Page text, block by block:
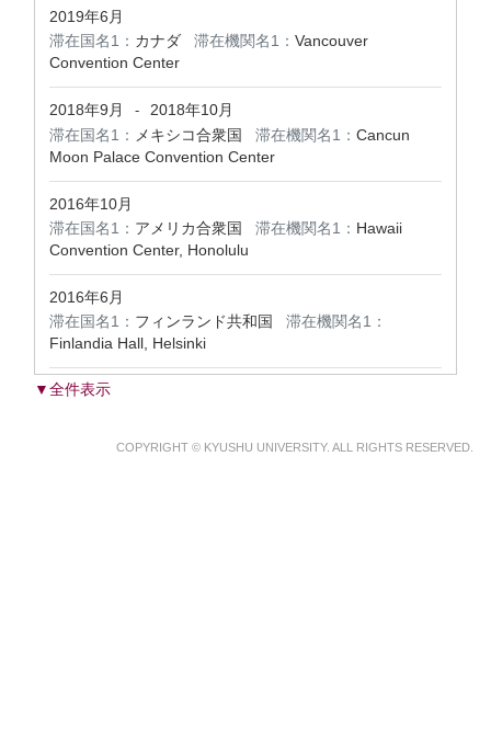
2019年6月
滞在国名1： カナダ 滞在機関名1： Vancouver
Convention Center
2018年9月 -
2018年10月
滞在国名1：
メキシコ合衆国 滞在機関名1： Cancun
Moon Palace Convention Center
2016年10月
滞在国名1： アメリカ合衆国 滞在機関名1： Hawaii
Convention Center, Honolulu
2016年6月
滞在国名1： フィンランド共和国 滞在機関名1：
Finlandia Hall, Helsinki
▼全件表示
COPYRIGHT © KYUSHU UNIVERSITY. ALL RIGHTS RESERVED.